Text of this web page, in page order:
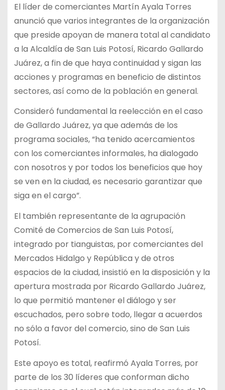
El líder de comerciantes Martín Ayala Torres
anunció que varios integrantes de la organización
que preside apoyan de manera total al candidato
a la Alcaldía de San Luis Potosí, Ricardo Gallardo
Juárez, a fin de que haya continuidad y sigan las
acciones y programas en beneficio de distintos
sectores, así como de la población en general.
Consideró fundamental la reelección en el caso
de Gallardo Juárez, ya que además de los
programa sociales, “ha tenido acercamientos
con los comerciantes informales, ha dialogado
con nosotros y por todos los beneficios que hoy
se ven en la ciudad, es necesario garantizar que
siga en el cargo”.
El también representante de la agrupación
Comité de Comercios de San Luis Potosí,
integrado por tianguistas, por comerciantes del
Mercados Hidalgo y República y de otros
espacios de la ciudad, insistió en la disposición y la
apertura mostrada por Ricardo Gallardo Juárez,
lo que permitió mantener el diálogo y ser
escuchados, pero sobre todo, llegar a acuerdos
no sólo a favor del comercio, sino de San Luis
Potosí.
Este apoyo es total, reafirmó Ayala Torres, por
parte de los 30 líderes que conforman dicho